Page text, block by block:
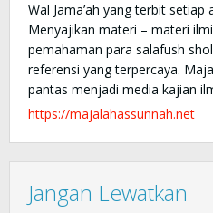
Wal Jama’ah yang terbit setiap
Menyajikan materi – materi
pemahaman para salafush
referensi yang terpercaya.
pantas menjadi media kajian
https://majalahassunnah.net
Jangan Lewatkan